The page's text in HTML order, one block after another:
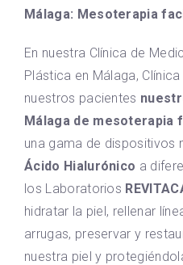
Málaga: Mesoterapia
En nuestra Clínica de
Plástica en Málaga,
nuestros pacientes
Málaga de mesoterapia
una gama de dispositivos
Ácido Hialurónico a
los Laboratorios
hidratar la piel, rellenar
arrugas, preservar y
nuestra piel y